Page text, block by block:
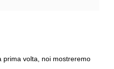
prima volta, noi mostreremo